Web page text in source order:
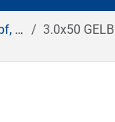
3.0x50 GELB